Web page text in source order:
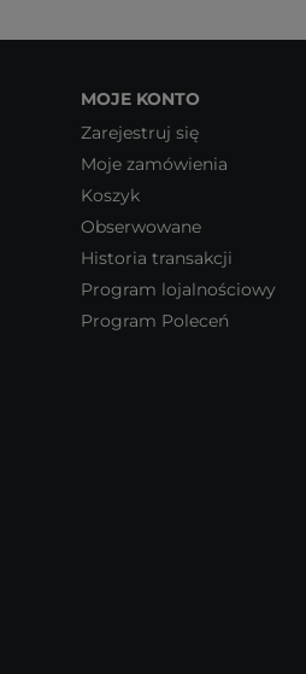
MOJE KONTO
Zarejestruj się
Moje zamówienia
Koszyk
Obserwowane
Historia transakcji
Program lojalnościowy
Program Poleceń